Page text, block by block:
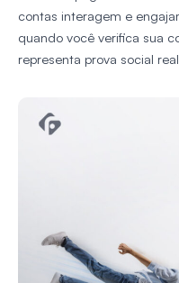
contas interagem e
quando você verifica sua
representa prova social